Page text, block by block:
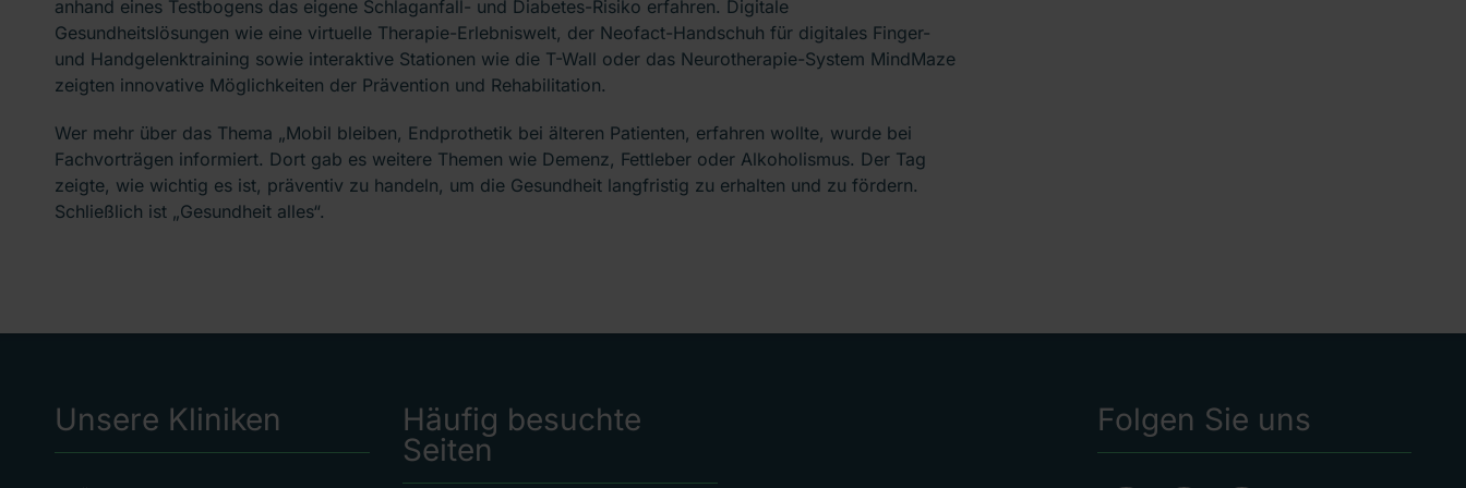
anhand eines Testbogens das eigene Schlaganfall- und Diabetes-Risiko erfahren. Digitale
Gesundheitslösungen wie eine virtuelle Therapie-Erlebniswelt, der Neofact-Handschuh für digitales Finger-
und Handgelenktraining sowie interaktive Stationen wie die T-Wall oder das Neurotherapie-System MindMaze
zeigten innovative Möglichkeiten der Prävention und Rehabilitation.
Wer mehr über das Thema „Mobil bleiben, Endprothetik bei älteren Patienten, erfahren wollte, wurde bei
Fachvorträgen informiert. Dort gab es weitere Themen wie Demenz, Fettleber oder Alkoholismus. Der Tag
zeigte, wie wichtig es ist, präventiv zu handeln, um die Gesundheit langfristig zu erhalten und zu fördern.
Schließlich ist „Gesundheit alles“.
Unsere Kliniken
Häufig besuchte
Seiten
Folgen Sie uns